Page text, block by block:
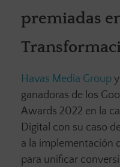
premiadas
Havas Media Group
ganadoras de los
Awards 2022 en la
Digital con su caso
a la implementación
para unificar